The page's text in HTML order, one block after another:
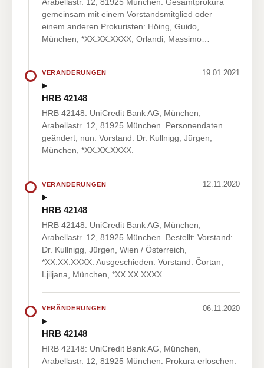
gemeinsam mit einem Vorstandsmitglied oder
einem anderen Prokuristen: Höing, Guido,
München, *XX.XX.XXXX; Orlandi, Massimo…
VERÄNDERUNGEN 19.01.2021
HRB 42148
HRB 42148: UniCredit Bank AG, München,
Arabellastr. 12, 81925 München. Personendaten
geändert, nun: Vorstand: Dr. Kullnigg, Jürgen,
München, *XX.XX.XXXX.
VERÄNDERUNGEN 12.11.2020
HRB 42148
HRB 42148: UniCredit Bank AG, München,
Arabellastr. 12, 81925 München. Bestellt: Vorstand:
Dr. Kullnigg, Jürgen, Wien / Österreich,
*XX.XX.XXXX. Ausgeschieden: Vorstand: Čortan,
Ljiljana, München, *XX.XX.XXXX.
VERÄNDERUNGEN 06.11.2020
HRB 42148
HRB 42148: UniCredit Bank AG, München,
Arabellastr. 12, 81925 München. Prokura erloschen: